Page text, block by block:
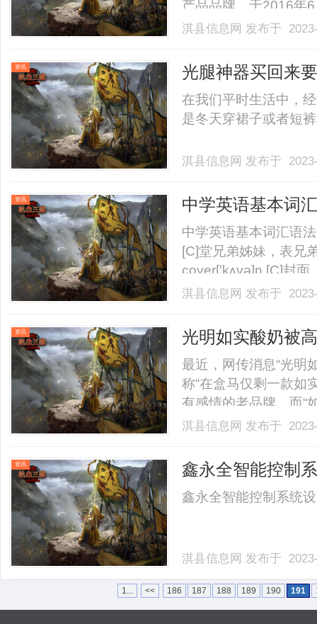
产品品牌，于2016年
土、骨料、装配式业
国华润大厦（春笋）
淇县信息网 发布于
资讯 光腿神器买回来
在我们平时生活中，
是冬天穿裙子或者短
淇县信息网 发布于
资讯 中学英语基本词
中学英语基本词汇语
[C]堂兄弟姊妹，表兄
cover['kʌvə]n.[C]封面
欢这书的封面。
淇县信息网 发布于
资讯 光明如实酸奶被
最近，网传消息“光明
称“在盒马仅剩一款如
有感情的老品牌，而“
市场上颇有口碑，“被
基本‘销售全覆盖’。”
淇县信息网 发布于
资讯 鑫永全智能控制
鑫永全智能控制系统
淇县信息网 发布于
1... << 186 187 188 189 190 191